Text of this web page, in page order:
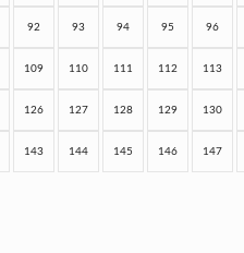
92 93 94 95 96
109 110 111 112 113
126 127 128 129 130
143 144 145 146 147